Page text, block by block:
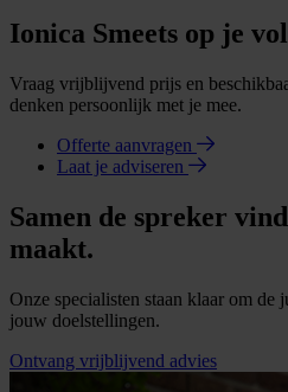
Ionica Smeets op je
Vraag vrijblijvend prijs en
denken persoonlijk met je mee.
Offerte aanvragen
Laat je adviseren
Samen de spreker
maakt.
Onze specialisten staan klaar om de
jouw doelstellingen.
Ontvang vrijblijvend advies